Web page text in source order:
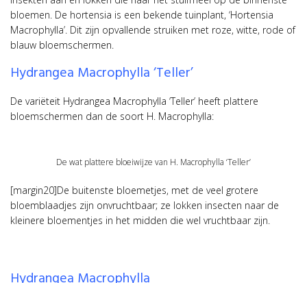
bloemen. De hortensia is een bekende tuinplant, ‘Hortensia
Macrophylla’. Dit zijn opvallende struiken met roze, witte, rode of
blauw bloemschermen.
Hydrangea Macrophylla ‘Teller’
De variëteit Hydrangea Macrophylla ‘Teller’ heeft plattere
bloemschermen dan de soort H. Macrophylla:
De wat plattere bloeiwijze van H. Macrophylla ‘Teller’
[margin20]De buitenste bloemetjes, met de veel grotere
bloemblaadjes zijn onvruchtbaar; ze lokken insecten naar de
kleinere bloementjes in het midden die wel vruchtbaar zijn.